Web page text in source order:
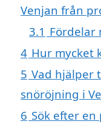
Venjan från
3.1 Fördelar
4 Hur mycket
5 Vad hjälper
snöröjning i
6 Sök efter